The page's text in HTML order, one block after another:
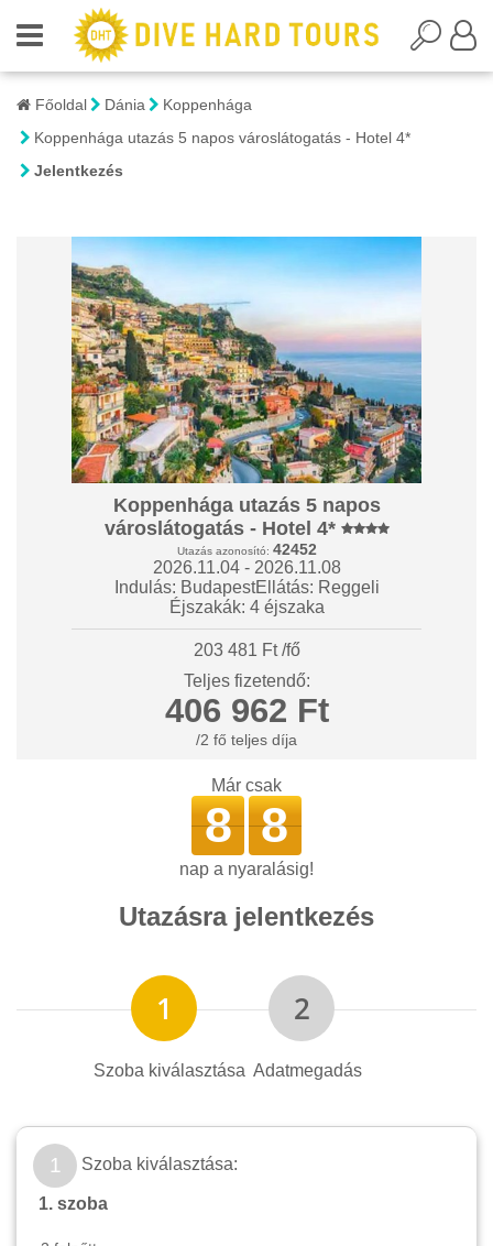
Főoldal Dánia
Koppenhága
Koppenhága utazás 5 napos városlátogatás - Hotel 4*
Jelentkezés
Már csak
8 8
nap a nyaralásig!
Utazásra jelentkezés
Szoba kiválasztása Adatmegadás
1 Szoba kiválasztása:
1. szoba
Koppenhága utazás 5 napos
városlátogatás - Hotel 4*
Utazás azonosító: 42452
2026.11.04 - 2026.11.08
Indulás: BudapestEllátás: Reggeli
Éjszakák: 4 éjszaka
203 481 Ft /fő
Teljes fizetendő:
406 962 Ft
/2 fő teljes díja